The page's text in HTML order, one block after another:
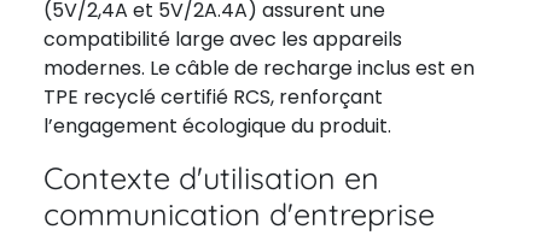
(5V/2,4A et 5V/2A.4A) assurent une
compatibilité large avec les appareils
modernes. Le câble de recharge inclus est en
TPE recyclé certifié RCS, renforçant
l’engagement écologique du produit.
Contexte d'utilisation en
communication d'entreprise